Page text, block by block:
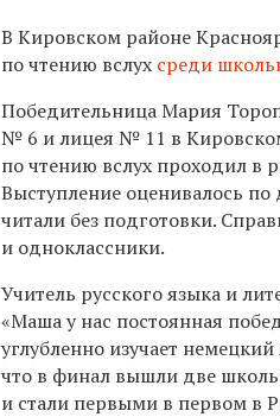
В Кировском районе
по чтению вслух среди
Победительница Мария
№ 6 и лицея № 11 в
по чтению вслух проходил в
Выступление оценивалось
читали без подготовки.
и одноклассники.
Учитель русского языка и
«Маша у нас постоянная
углубленно изучает
что в финал вышли две
и стали первыми в первом в